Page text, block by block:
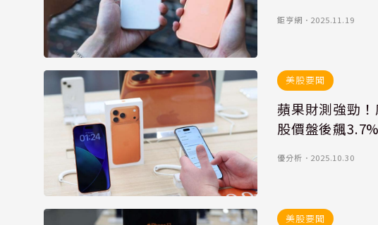
鉅亨網 ． 2025.11.19
美股要聞
蘋果財測強勁
股價盤後飆3.7%
優分析 ． 2025.10.30
美股要聞